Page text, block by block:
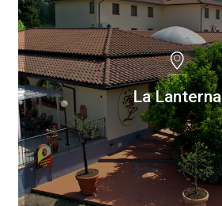
La Lanterna
La Lanterna